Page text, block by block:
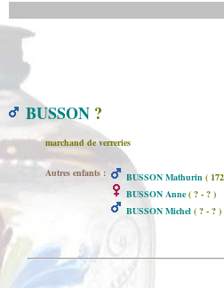
BUSSON ?
marchand de verreries
Autres enfants : BUSSON Mathurin (
BUSSON Anne ( ? - ? )
BUSSON Michel ( ? - ? )